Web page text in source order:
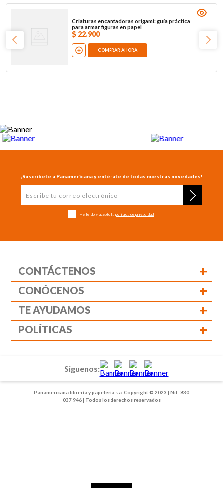
Criaturas encantadoras origami: guía práctica
para armar figuras en papel
$ 22.900
COMPRAR AHORA
¡Suscríbete a Panamericana y entérate de todas nuestras novedades!
He leído y acepto la política de privacidad
CONTÁCTENOS +
CONÓCENOS +
TE AYUDAMOS +
POLÍTICAS +
Panamericana librería y papelería s.a. Copyright © 2023 | Nit: 830
037 946 | Todos los derechos reservados
Siguenos: